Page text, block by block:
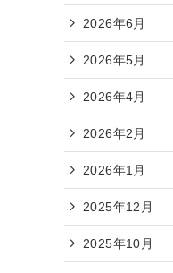
2026年6月
2026年5月
2026年4月
2026年2月
2026年1月
2025年12月
2025年10月